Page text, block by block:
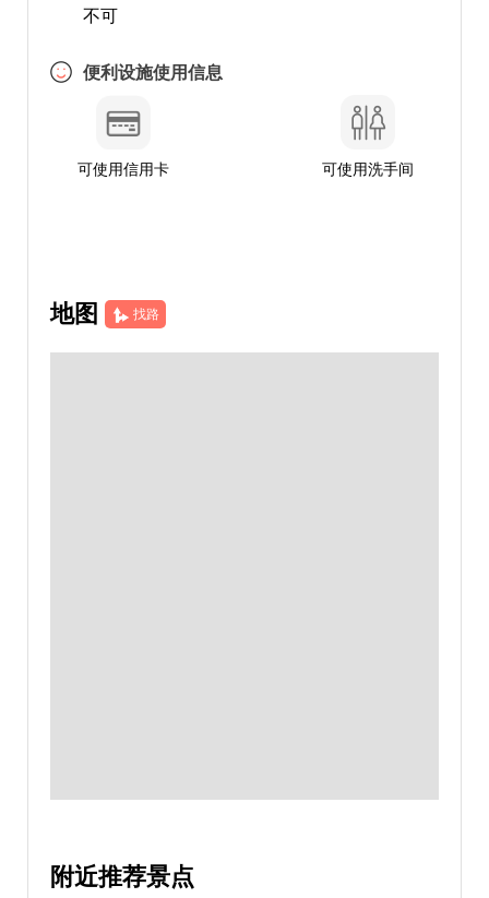
不可
便利设施使用信息
可使用信用卡 可使用洗手间
地图 找路
附近推荐景点